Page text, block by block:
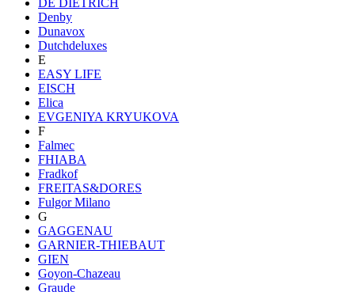
Denby
Dunavox
Dutchdeluxes
E
EASY LIFE
EISCH
Elica
EVGENIYA KRYUKOVA
F
Falmec
FHIABA
Fradkof
FREITAS&DORES
Fulgor Milano
G
GAGGENAU
GARNIER-THIEBAUT
GIEN
Goyon-Chazeau
Graude